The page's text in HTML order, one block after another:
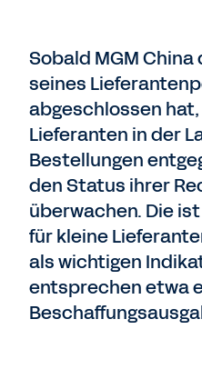
Sobald MGM
seines
abgeschlossen
Lieferanten in der
Bestellungen
den Status ihrer
überwachen. Die
für kleine
als wichtigen
entsprechen etwa